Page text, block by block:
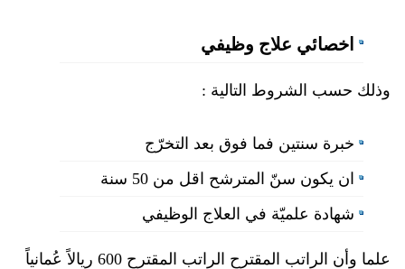
اخصائي علاج وظيفي
وذلك حسب الشروط التالية :
خبرة سنتين فما فوق بعد التخرّج
ان يكون سنّ المترشح اقل من 50 سنة
شهادة علميّة في العلاج الوظيفي
علما وأن الراتب المقترح الراتب المقترح 600 ريالاً عُمانياً